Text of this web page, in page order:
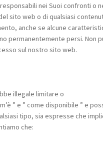
nei Suoi confronti o
sito web o di qualsiasi
anche se alcune
permanentemente persi. Non
sul nostro sito web.
illegale limitare o
” e ” come disponibile ” e
tipo, sia espresse che
che: